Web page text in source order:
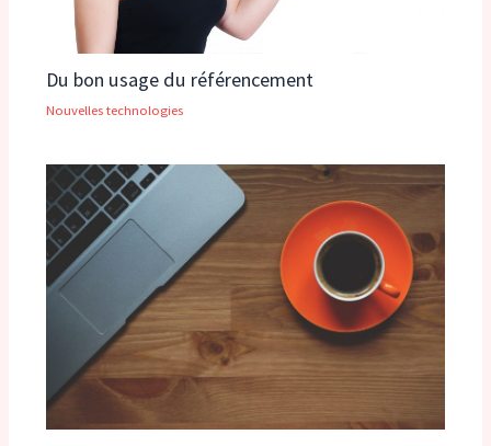
Du bon usage du référencement
Nouvelles technologies